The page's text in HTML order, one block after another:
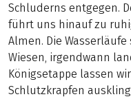
Schluderns entgegen.
führt uns hinauf zu
Almen. Die
Wiesen, irgendwann
Königsetappe lassen
Schlutzkrapfen